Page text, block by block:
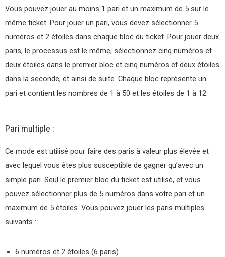
Vous pouvez jouer au moins 1 pari et un maximum de 5 sur le
même ticket. Pour jouer un pari, vous devez sélectionner 5
numéros et 2 étoiles dans chaque bloc du ticket. Pour jouer deux
paris, le processus est le même, sélectionnez cinq numéros et
deux étoiles dans le premier bloc et cinq numéros et deux étoiles
dans la seconde, et ainsi de suite. Chaque bloc représente un
pari et contient les nombres de 1 à 50 et les étoiles de 1 à 12.
Pari multiple :
Ce mode est utilisé pour faire des paris à valeur plus élevée et
avec lequel vous êtes plus susceptible de gagner qu’avec un
simple pari. Seul le premier bloc du ticket est utilisé, et vous
pouvez sélectionner plus de 5 numéros dans votre pari et un
maximum de 5 étoiles. Vous pouvez jouer les paris multiples
suivants :
6 numéros et 2 étoiles (6 paris)